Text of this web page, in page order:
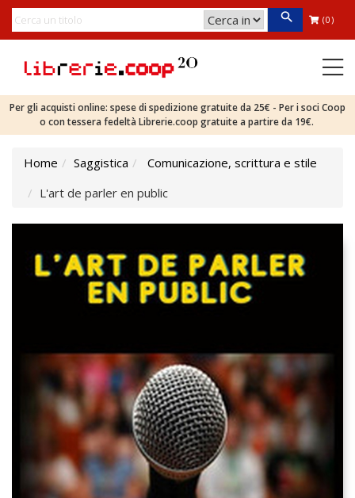
(0)
Per gli acquisti online: spese di spedizione gratuite da 25€ - Per i soci Coop
o con tessera fedeltà Librerie.coop gratuite a partire da 19€.
Home Saggistica
Comunicazione, scrittura e stile
L'art de parler en public